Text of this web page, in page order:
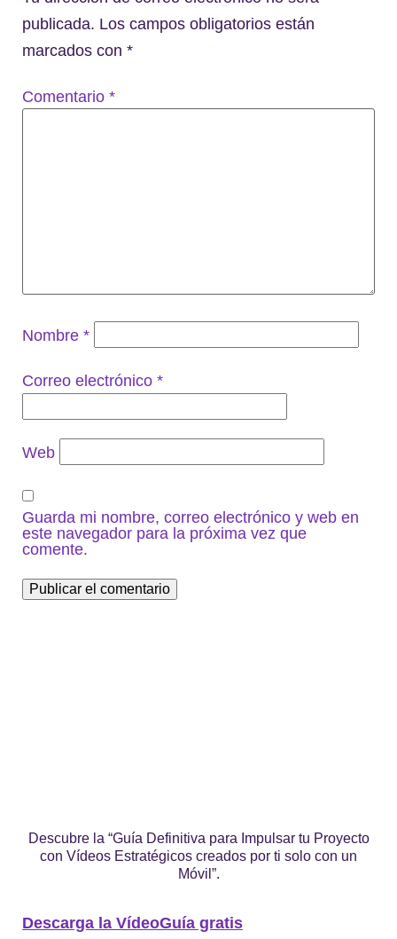
publicada. Los campos obligatorios están
marcados con *
Comentario *
Nombre *
Correo electrónico *
Web
Guarda mi nombre, correo electrónico y web en
este navegador para la próxima vez que
comente.
Descubre la “Guía Definitiva para Impulsar tu Proyecto
con Vídeos Estratégicos creados por ti solo con un
Móvil”.
Descarga la VídeoGuía gratis